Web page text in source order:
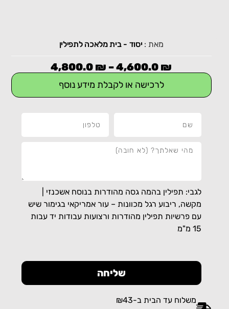
מאת :יסוד - בית מלאכה לתפילין
4,600.0 ₪
–
4,800.0 ₪
לרכישה או לקבלת מידע נוסף
לגבי: תפילין בהמה גסה מהודרות בנוסח אשכנזי |
מקשה, ריבוע רגל מכוונות – עור אמריקאי בגימור שיש
עם פרשיות תפילין מהודרות ורצועות עבודות יד עבות
15 מ"מ
שליחה
משלוח עד הבית ב-₪43